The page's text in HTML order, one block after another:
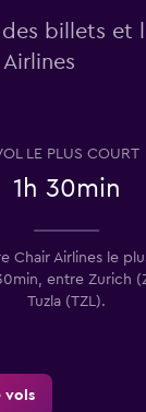
billets et
LE PLUS COURT
1h 30min
Chair Airlines le
entre Zurich
Tuzla (TZL).
vols